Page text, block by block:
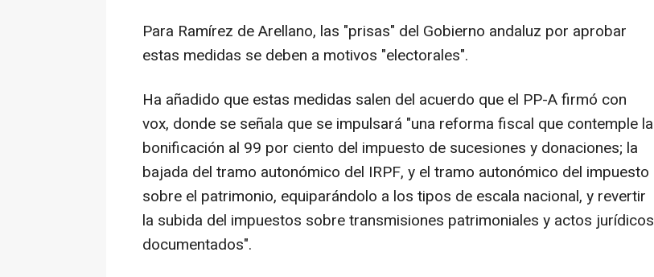
Para Ramírez de Arellano, las "prisas" del Gobierno andaluz por aprobar
estas medidas se deben a motivos "electorales".
Ha añadido que estas medidas salen del acuerdo que el PP-A firmó con
vox, donde se señala que se impulsará "una reforma fiscal que contemple la
bonificación al 99 por ciento del impuesto de sucesiones y donaciones; la
bajada del tramo autonómico del IRPF, y el tramo autonómico del impuesto
sobre el patrimonio, equiparándolo a los tipos de escala nacional, y revertir
la subida del impuestos sobre transmisiones patrimoniales y actos jurídicos
documentados".